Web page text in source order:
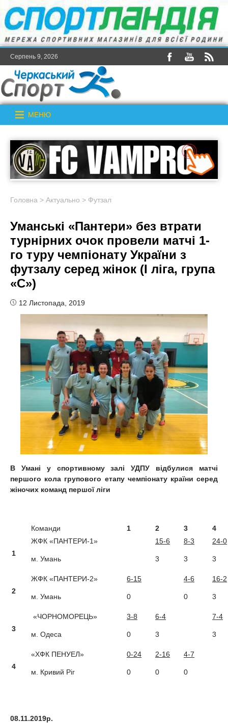
Серпень 9, 2026
МЕНЮ
Головна > Актуально > Футзал
Уманські «Пантери» без втрати
турнірних очок провели матчі 1-
го туру чемпіонату України з
футзалу серед жінок (I ліга, група
«С»)
12 Листопада, 2019
В Умані у спортивному залі УДПУ відбулися матчі
першого кола групового етапу чемпіонату країни серед
жіночих команд першої ліги
Команди 1 2 3 4
1
ЖФК «ПАНТЕРИ-1»
м. Умань
15-6
3
8-3
3
24-0
3
2
ЖФК «ПАНТЕРИ-2»
м. Умань
6-15
0
4-6
0
16-2
3
3
«ЧОРНОМОРЕЦЬ»
м. Одеса
3-8
0
6-4
3
7-4
3
4
«ХФК ПЕНУЕЛ»
м. Кривий Ріг
0-24
0
2-16
0
4-7
0
08.11.2019р.